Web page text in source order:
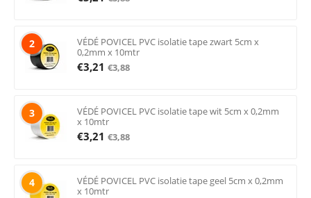
2
VÉDÉ POVICEL PVC isolatie tape zwart 5cm x
0,2mm x 10mtr
€3,21 €3,88
3
VÉDÉ POVICEL PVC isolatie tape wit 5cm x 0,2mm
x 10mtr
€3,21 €3,88
4
VÉDÉ POVICEL PVC isolatie tape geel 5cm x 0,2mm
x 10mtr